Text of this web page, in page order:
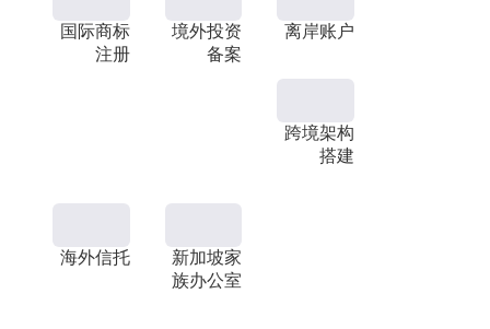
国际商标
注册
境外投资
备案
离岸账户
跨境架构
搭建
海外信托
新加坡家
族办公室